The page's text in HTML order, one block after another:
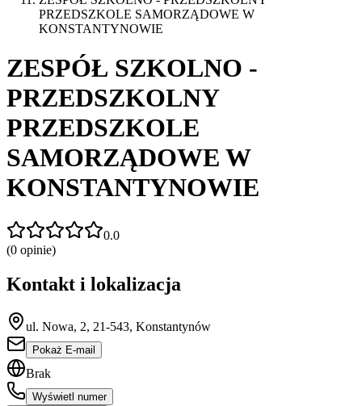
PRZEDSZKOLE SAMORZĄDOWE W
KONSTANTYNOWIE
ZESPÓŁ SZKOLNO -
PRZEDSZKOLNY
PRZEDSZKOLE
SAMORZĄDOWE W
KONSTANTYNOWIE
0.0
(0 opinie)
Kontakt i lokalizacja
ul. Nowa, 2, 21-543, Konstantynów
Pokaż E-mail
Brak
Wyświetl numer